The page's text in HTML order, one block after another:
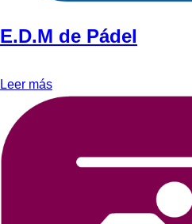
E.D.M de Pádel
Leer más